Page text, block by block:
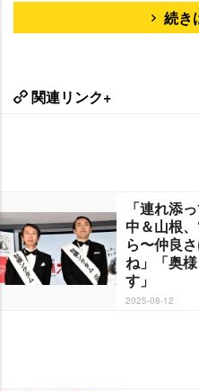
続き
関連リンク+
「連れ添
中＆山根
ら〜仲良
ね」「奥
す」
2025-08-12